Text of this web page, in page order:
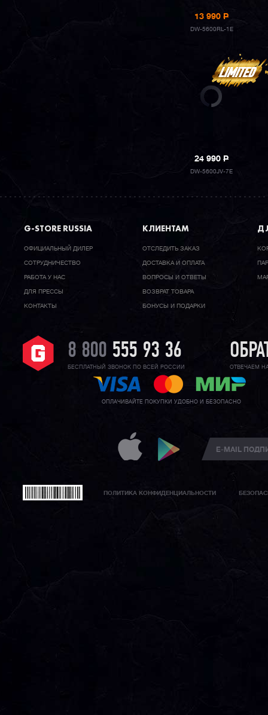
13 990P
DW-5600RL-1E
24 990P
DW-5600JV-7E
G-STORE RUSSIA
ОФИЦИАЛЬНЫЙ ДИЛЕР
CОТРУДНИЧЕСТВО
РАБОТА У НАС
ДЛЯ ПРЕССЫ
КОНТАКТЫ
КЛИЕНТАМ
ОТСЛЕДИТЬ ЗАКАЗ
ДОСТАВКА И ОПЛАТА
ВОПРОСЫ И ОТВЕТЫ
ВОЗВРАТ ТОВАРА
БОНУСЫ И ПОДАРКИ
8 800 555 93 36
БЕСПЛАТНЫЙ ЗВОНОК ПО ВСЕЙ РОССИИ ОТВЕЧАЕМ
ОПЛАЧИВАЙТЕ ПОКУПКИ УДОБНО И БЕЗОПАСНО
ПОЛИТИКА КОНФИДЕНЦИАЛЬНОСТИ